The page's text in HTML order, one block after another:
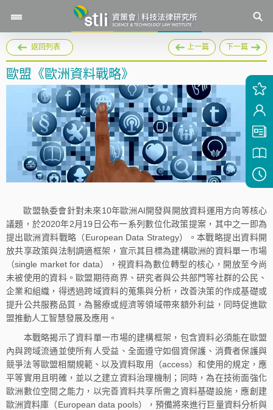
返回列表 上一篇 下一篇
歐盟《歐洲資料戰略》
歐盟執委會針對未來10年歐洲AI開發與開放資料運用方向等核心
議題，於2020年2月19日公布一系列數位化政策提案，其中之一即為
提出歐洲資料戰略（European Data Strategy）。本戰略提出資料開
放共享政策與法制調適框架，宣示其目標為建構歐洲的資料單一市場
（single market for data），視資料為數位轉型的核心，開放至今尚
未被使用的資料。歐盟期待商界、研究者與公共部門等社群的公民、
企業和組織，得透過跨域資料的蒐集與分析，改善決策的作成基礎或
提升公共服務品質，為醫療或經濟等領域帶來額外利益，同時促進歐
盟推動人工智慧發展及應用。
本戰略揭示了資料單一市場的建構框架，包含資料必須能在歐盟
內與跨域流通並使所有人受益、全面遵守如個資保護、消費者保護與
競爭法等歐盟相關規範、以及資料取用（access）和使用的規定，應
平等實用且明確，並以之建立資料治理機制；同時，為在技術面強化
歐洲數位空間之能力，以完善資料共享所需之資料基礎設施，應創建
歐洲資料庫（European data pools），預備將來進行巨量資料分析與